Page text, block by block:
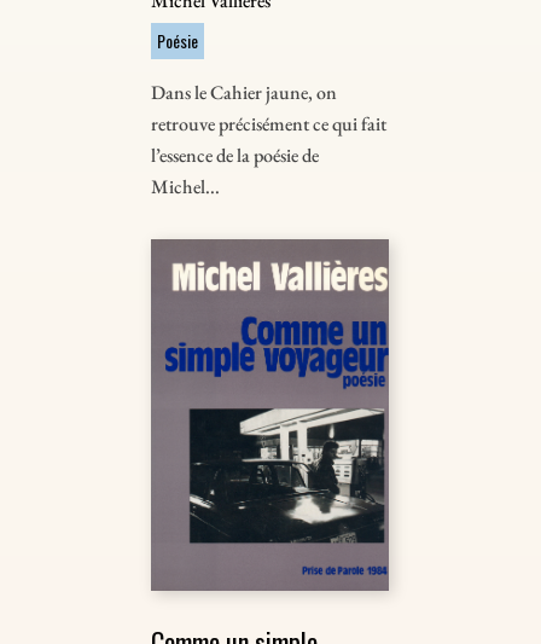
Poésie
Dans le Cahier jaune, on
retrouve précisément ce qui fait
l’essence de la poésie de
Michel...